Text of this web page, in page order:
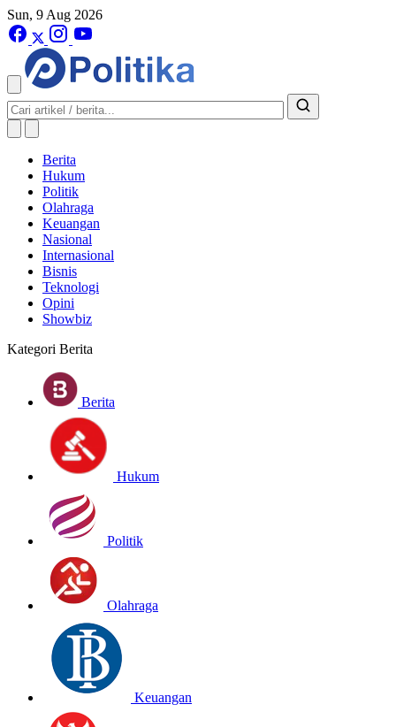
Sun, 9 Aug 2026
Berita
Hukum
Politik
Olahraga
Keuangan
Nasional
Internasional
Bisnis
Teknologi
Opini
Showbiz
Kategori Berita
Berita
Hukum
Politik
Olahraga
Keuangan